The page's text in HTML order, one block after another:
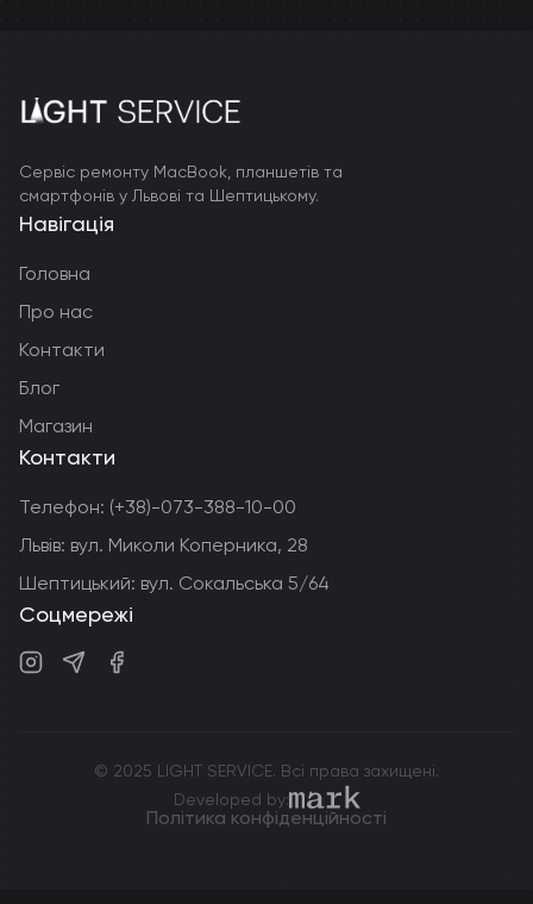
Сервіс ремонту MacBook, планшетів та
смартфонів у Львові та Шептицькому.
Навігація
Головна
Про нас
Контакти
Блог
Магазин
Контакти
Телефон: (+38)-073-388-10-00
Львів: вул. Миколи Коперника, 28
Шептицький: вул. Сокальська 5/64
Соцмережі
© 2025 LIGHT SERVICE. Всі права захищені.
Developed by:markdev.agency
Політика конфіденційності